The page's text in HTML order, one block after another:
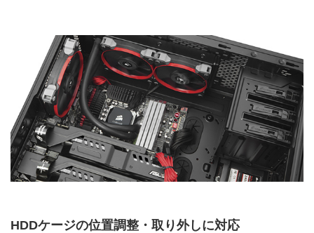
HDDケージの位置調整・取り外しに対応